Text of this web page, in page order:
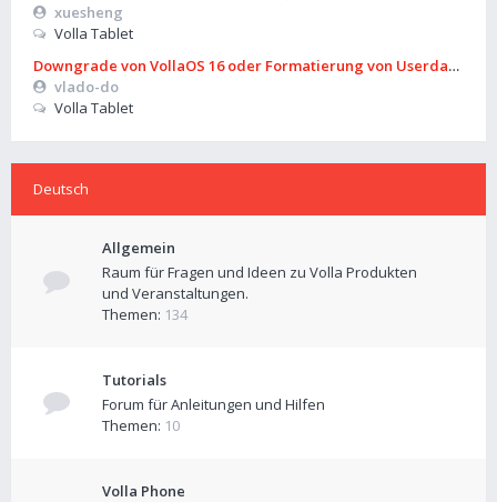
xuesheng
Volla Tablet
Downgrade von VollaOS 16 oder Formatierung von Userdata
vlado-do
Volla Tablet
Deutsch
Allgemein
Raum für Fragen und Ideen zu Volla Produkten
und Veranstaltungen.
Themen: 134
Tutorials
Forum für Anleitungen und Hilfen
Themen: 10
Volla Phone